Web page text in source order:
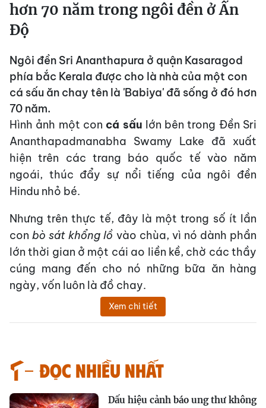
hơn 70 năm trong ngôi đền ở Ấn
Độ
Ngôi đền Sri Ananthapura ở quận Kasaragod
phía bắc Kerala được cho là nhà của một con
cá sấu ăn chay tên là 'Babiya' đã sống ở đó hơn
70 năm.
Hình ảnh một con cá sấu lớn bên trong Đền Sri
Ananthapadmanabha Swamy Lake đã xuất
hiện trên các trang báo quốc tế vào năm
ngoái, thúc đẩy sự nổi tiếng của ngôi đền
Hindu nhỏ bé.
Nhưng trên thực tế, đây là một trong số ít lần
conbò sát khổng lồ vào chùa, vì nó dành phần
lớn thời gian ở một cái ao liền kề, chờ các thầy
cúng mang đến cho nó những bữa ăn hàng
ngày, vốn luôn là đồ chay.
Xem chi tiết
Đọc nhiều nhất
Dấu hiệu cảnh báo ung thư không